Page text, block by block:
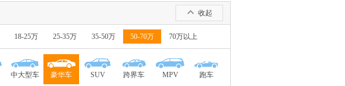
收起
18-25万 25-35万 35-50万 50-70万 70万以上
中大型车 豪华车 SUV 跨界车 MPV 跑车